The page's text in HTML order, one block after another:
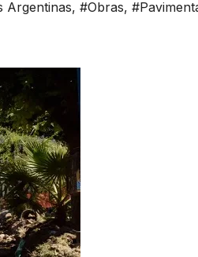
Argentinas, #Obras,